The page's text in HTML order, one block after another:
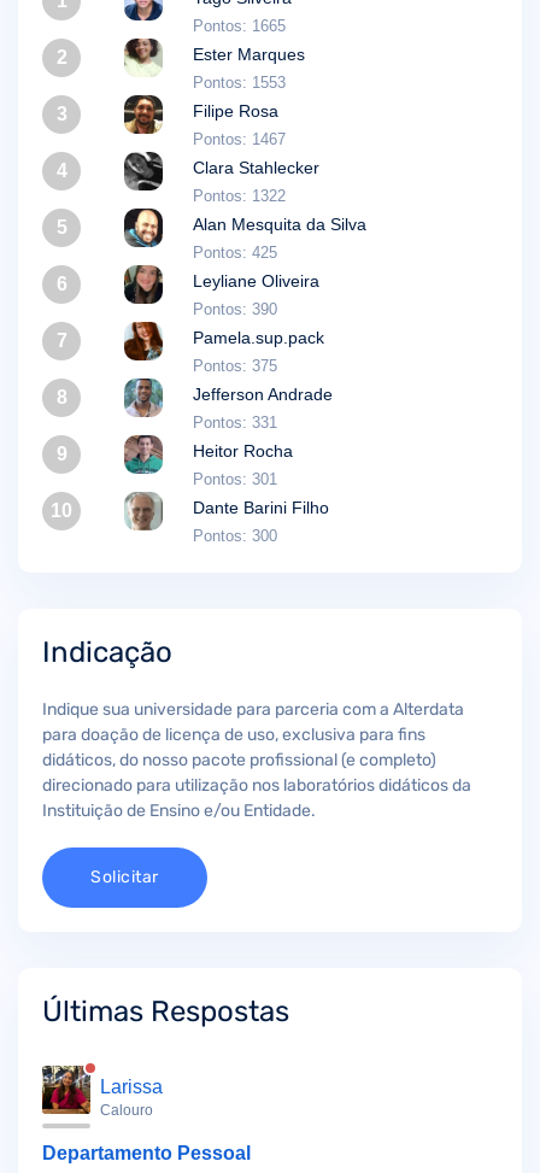
Pontos: 1665
2 Ester Marques
Pontos: 1553
3 Filipe Rosa
Pontos: 1467
4 Clara Stahlecker
Pontos: 1322
5 Alan Mesquita da Silva
Pontos: 425
6 Leyliane Oliveira
Pontos: 390
7 Pamela.sup.pack
Pontos: 375
8 Jefferson Andrade
Pontos: 331
9 Heitor Rocha
Pontos: 301
10 Dante Barini Filho
Pontos: 300
Indicação
Indique sua universidade para parceria com a Alterdata
para doação de licença de uso, exclusiva para fins
didáticos, do nosso pacote profissional (e completo)
direcionado para utilização nos laboratórios didáticos da
Instituição de Ensino e/ou Entidade.
Solicitar
Últimas Respostas
Larissa
Calouro
Departamento Pessoal